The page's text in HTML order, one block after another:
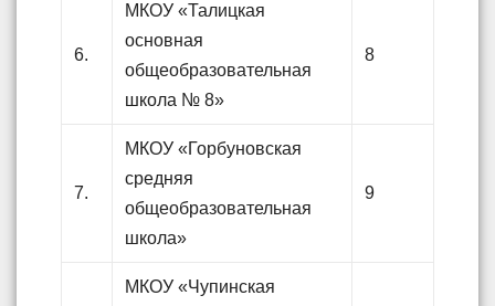
6.
МКОУ «Талицкая
основная
общеобразовательная
школа № 8»
8
7.
МКОУ «Горбуновская
средняя
общеобразовательная
школа»
9
МКОУ «Чупинская